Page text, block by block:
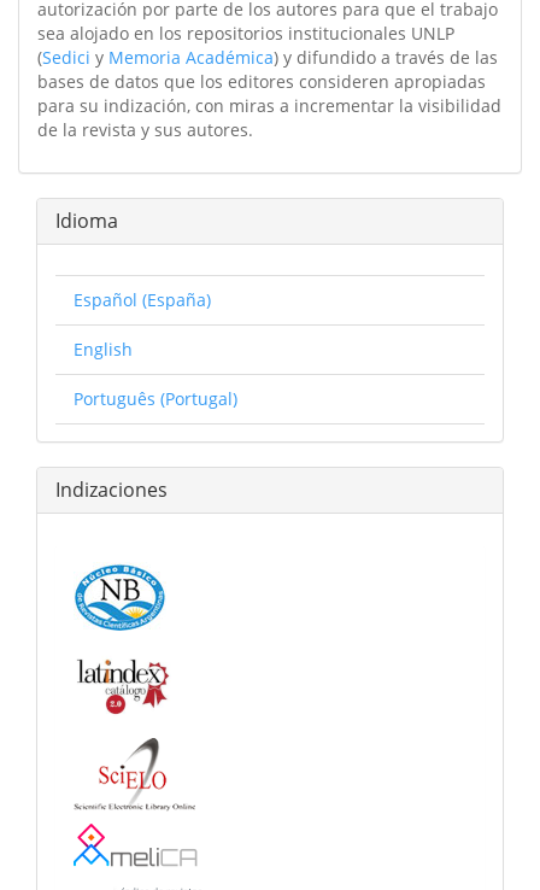
autorización por parte de los autores para que el trabajo
sea alojado en los repositorios institucionales UNLP
(Sedici y Memoria Académica) y difundido a través de las
bases de datos que los editores consideren apropiadas
para su indización, con miras a incrementar la visibilidad
de la revista y sus autores.
Idioma
Español (España)
English
Português (Portugal)
Indizaciones